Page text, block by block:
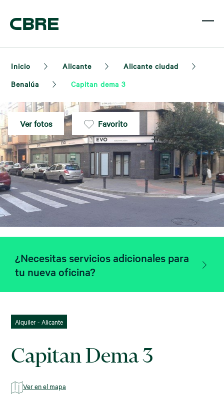
Inicio Alicante
Alicante ciudad
Benalúa
Capitan dema 3
Ver fotos Favorito
¿Necesitas servicios adicionales para
tu nueva oficina?
Alquiler - Alicante
Capitan Dema 3
Ver en el mapa